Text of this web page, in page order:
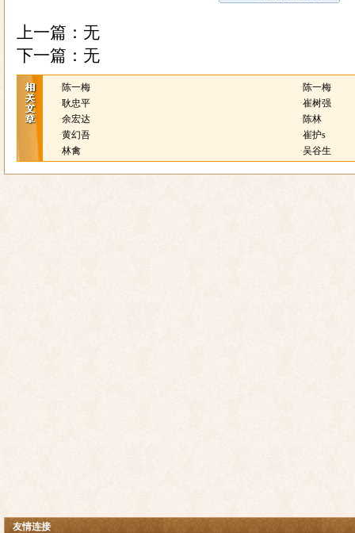
上一篇：无
下一篇：无
·陈一梅 ·陈一梅
·耿忠平 ·崔树强
·余宏达 ·陈林
·黄幻吾 ·崔护s
·林禽 ·吴谷生
友情连接